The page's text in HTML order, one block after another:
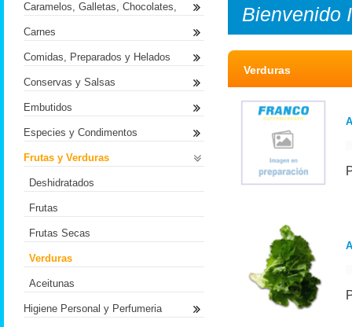
Bienvenido
Verduras
Caramelos, Galletas, Chocolates,
Carnes
Comidas, Preparados y Helados
Conservas y Salsas
Embutidos
Especies y Condimentos
Frutas y Verduras
Deshidratados
Frutas
Frutas Secas
Verduras
Aceitunas
Higiene Personal y Perfumeria